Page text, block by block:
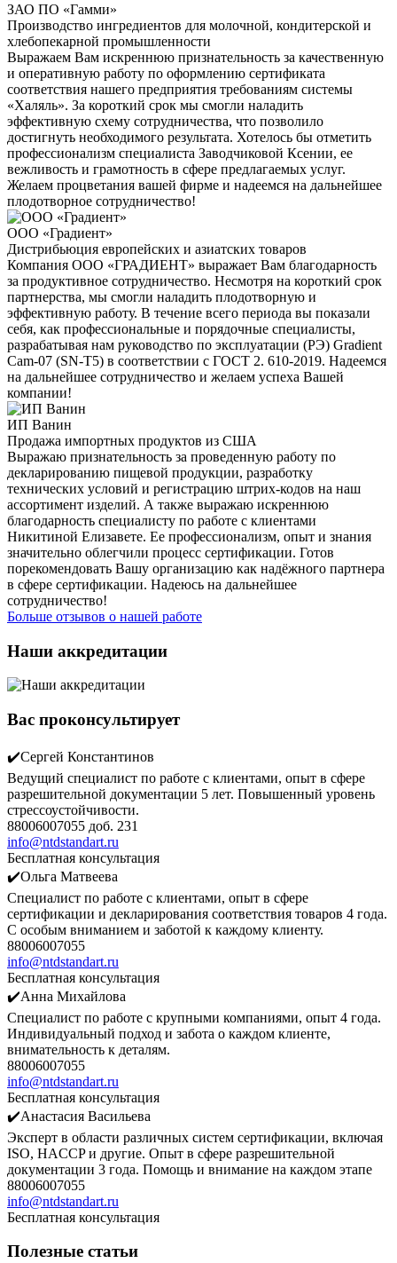
ЗАО ПО «Гамми»
Производство ингредиентов для молочной, кондитерской и
хлебопекарной промышленности
Выражаем Вам искреннюю признательность за качественную
и оперативную работу по оформлению сертификата
соответствия нашего предприятия требованиям системы
«Халяль». За короткий срок мы смогли наладить
эффективную схему сотрудничества, что позволило
достигнуть необходимого результата. Хотелось бы отметить
профессионализм специалиста Заводчиковой Ксении, ее
вежливость и грамотность в сфере предлагаемых услуг.
Желаем процветания вашей фирме и надеемся на дальнейшее
плодотворное сотрудничество!
ООО «Градиент»
Дистрибьюция европейских и азиатских товаров
Компания ООО «ГРАДИЕНТ» выражает Вам благодарность
за продуктивное сотрудничество. Несмотря на короткий срок
партнерства, мы смогли наладить плодотворную и
эффективную работу. В течение всего периода вы показали
себя, как профессиональные и порядочные специалисты,
разрабатывая нам руководство по эксплуатации (РЭ) Gradient
Cam-07 (SN-T5) в соответствии с ГОСТ 2. 610-2019. Надеемся
на дальнейшее сотрудничество и желаем успеха Вашей
компании!
ИП Ванин
Продажа импортных продуктов из США
Выражаю признательность за проведенную работу по
декларированию пищевой продукции, разработку
технических условий и регистрацию штрих-кодов на наш
ассортимент изделий. А также выражаю искреннюю
благодарность специалисту по работе с клиентами
Никитиной Елизавете. Ее профессионализм, опыт и знания
значительно облегчили процесс сертификации. Готов
порекомендовать Вашу организацию как надёжного партнера
в сфере сертификации. Надеюсь на дальнейшее
сотрудничество!
Больше отзывов о нашей работе
Наши аккредитации
Вас проконсультирует
✔️Сергей Константинов
Ведущий специалист по работе с клиентами, опыт в сфере
разрешительной документации 5 лет. Повышенный уровень
стрессоустойчивости.
88006007055 доб. 231
info@ntdstandart.ru
Бесплатная консультация
✔️Ольга Матвеева
Специалист по работе с клиентами, опыт в сфере
сертификации и декларирования соответствия товаров 4 года.
С особым вниманием и заботой к каждому клиенту.
88006007055
info@ntdstandart.ru
Бесплатная консультация
✔️Анна Михайлова
Специалист по работе с крупными компаниями, опыт 4 года.
Индивидуальный подход и забота о каждом клиенте,
внимательность к деталям.
88006007055
info@ntdstandart.ru
Бесплатная консультация
✔️Анастасия Васильева
Эксперт в области различных систем сертификации, включая
ISO, HACCP и другие. Опыт в сфере разрешительной
документации 3 года. Помощь и внимание на каждом этапе
88006007055
info@ntdstandart.ru
Бесплатная консультация
Полезные статьи